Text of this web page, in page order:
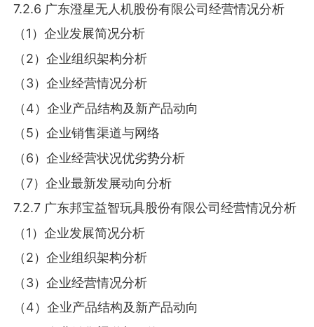
7.2.6 广东澄星无人机股份有限公司经营情况分析
（1）企业发展简况分析
（2）企业组织架构分析
（3）企业经营情况分析
（4）企业产品结构及新产品动向
（5）企业销售渠道与网络
（6）企业经营状况优劣势分析
（7）企业最新发展动向分析
7.2.7 广东邦宝益智玩具股份有限公司经营情况分析
（1）企业发展简况分析
（2）企业组织架构分析
（3）企业经营情况分析
（4）企业产品结构及新产品动向